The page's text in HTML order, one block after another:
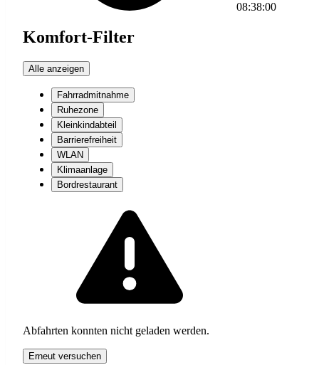
08:38:00
Komfort-Filter
Alle anzeigen
Fahrradmitnahme
Ruhezone
Kleinkindabteil
Barrierefreiheit
WLAN
Klimaanlage
Bordrestaurant
Abfahrten konnten nicht geladen werden.
Erneut versuchen